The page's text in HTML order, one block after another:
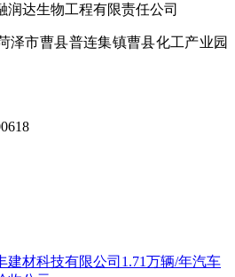
润达生物工程有限责任公司
泽市曹县普连集镇曹县化工产业园
建材科技有限公司1.71万辆/年汽车